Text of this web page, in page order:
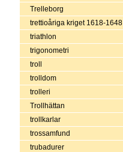
Trelleborg
trettioåriga kriget 1618-1648
triathlon
trigonometri
troll
trolldom
trolleri
Trollhättan
trollkarlar
trossamfund
trubadurer